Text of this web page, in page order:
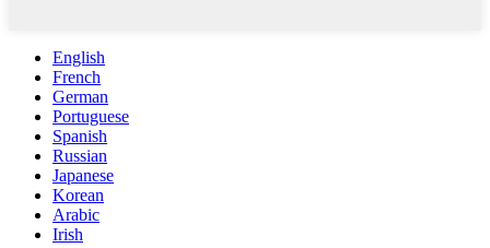
English
French
German
Portuguese
Spanish
Russian
Japanese
Korean
Arabic
Irish